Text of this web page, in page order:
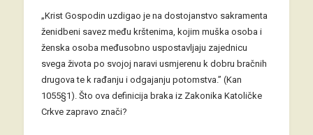
„Krist Gospodin uzdigao je na dostojanstvo sakramenta
ženidbeni savez među krštenima, kojim muška osoba i
ženska osoba međusobno uspostavljaju zajednicu
svega života po svojoj naravi usmjerenu k dobru bračnih
drugova te k rađanju i odgajanju potomstva.” (Kan
1055§1). Što ova definicija braka iz Zakonika Katoličke
Crkve zapravo znači?